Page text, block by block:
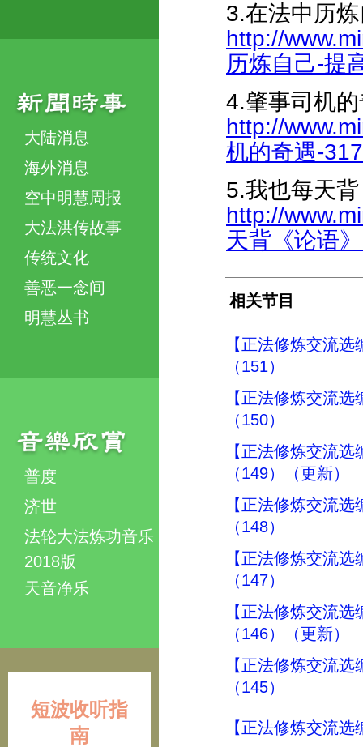
大陆消息
海外消息
空中明慧周报
大法洪传故事
传统文化
善恶一念间
明慧丛书
普度
济世
法轮大法炼功音乐
2018版
天音净乐
短波收听指
南
3.在法中历
http://
历炼自己-提
4.肇事司机
http://
机的奇遇-
5.我也每天
http://
天背《论语
相关节目
【正法修炼交流
（151）
【正法修炼交流
（150）
【正法修炼交流
（149）（更新）
【正法修炼交流
（148）
【正法修炼交流
（147）
【正法修炼交流
（146）（更新）
【正法修炼交流
（145）
【正法修炼交流